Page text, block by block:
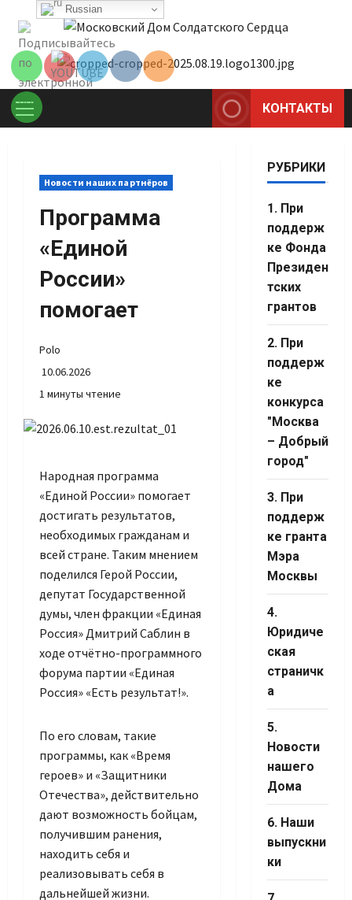
Перейти
содержимому
Основное
КОНТАКТЫ
Новости наших партнёров
Программа
«Единой
России»
помогает
Polo
10.06.2026
1 минуты чтение
Народная программа
«Единой России» помогает
достигать результатов,
необходимых гражданам и
всей стране. Таким мнением
поделился Герой России,
депутат Государственной
думы, член фракции «Единая
Россия» Дмитрий Саблин в
ходе отчётно-программного
форума партии «Единая
Россия» «Есть результат!».
По его словам, такие
программы, как «Время
героев» и «Защитники
Отечества», действительно
дают возможность бойцам,
получившим ранения,
находить себя и
реализовывать себя в
дальнейшей жизни.
РУБРИКИ
1. При
поддерж
ке Фонда
Президен
тских
грантов
2. При
поддерж
ке
конкурса
"Москва
– Добрый
город"
3. При
поддерж
ке гранта
Мэра
Москвы
4.
Юридиче
ская
страничк
а
5.
Новости
нашего
Дома
6. Наши
выпускни
ки
Russian
Set Youtube
Channel ID